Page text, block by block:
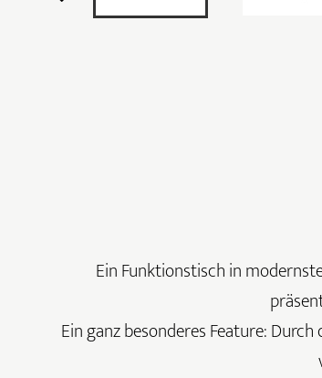
Ein Funktionstisch in
Ein ganz besonderes Feature: